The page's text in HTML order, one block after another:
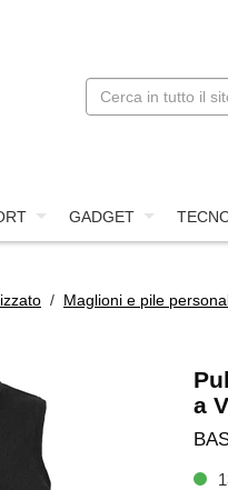
GADGET
/ Maglioni e pile
a V